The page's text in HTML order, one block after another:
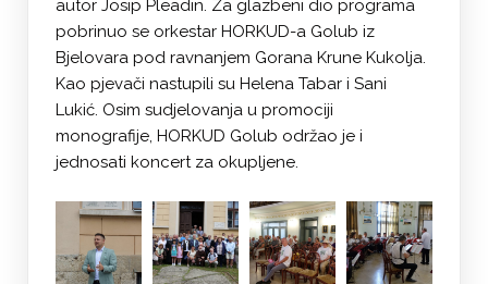
autor Josip Pleadin. Za glazbeni dio programa
pobrinuo se orkestar HORKUD-a Golub iz
Bjelovara pod ravnanjem Gorana Krune Kukolja.
Kao pjevači nastupili su Helena Tabar i Sani
Lukić. Osim sudjelovanja u promociji
monografije, HORKUD Golub održao je i
jednosati koncert za okupljene.